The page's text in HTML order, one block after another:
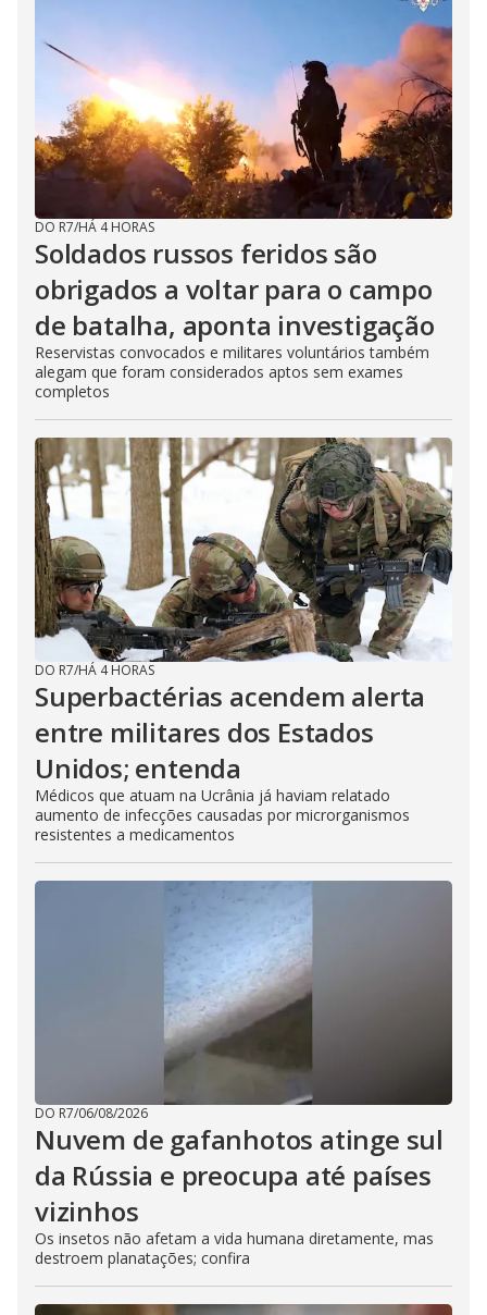
DO R7/HÁ 4 HORAS
Soldados russos feridos são
obrigados a voltar para o campo
de batalha, aponta investigação
Reservistas convocados e militares voluntários também
alegam que foram considerados aptos sem exames
completos
DO R7/HÁ 4 HORAS
Superbactérias acendem alerta
entre militares dos Estados
Unidos; entenda
Médicos que atuam na Ucrânia já haviam relatado
aumento de infecções causadas por microrganismos
resistentes a medicamentos
DO R7/06/08/2026
Nuvem de gafanhotos atinge sul
da Rússia e preocupa até países
vizinhos
Os insetos não afetam a vida humana diretamente, mas
destroem planatações; confira